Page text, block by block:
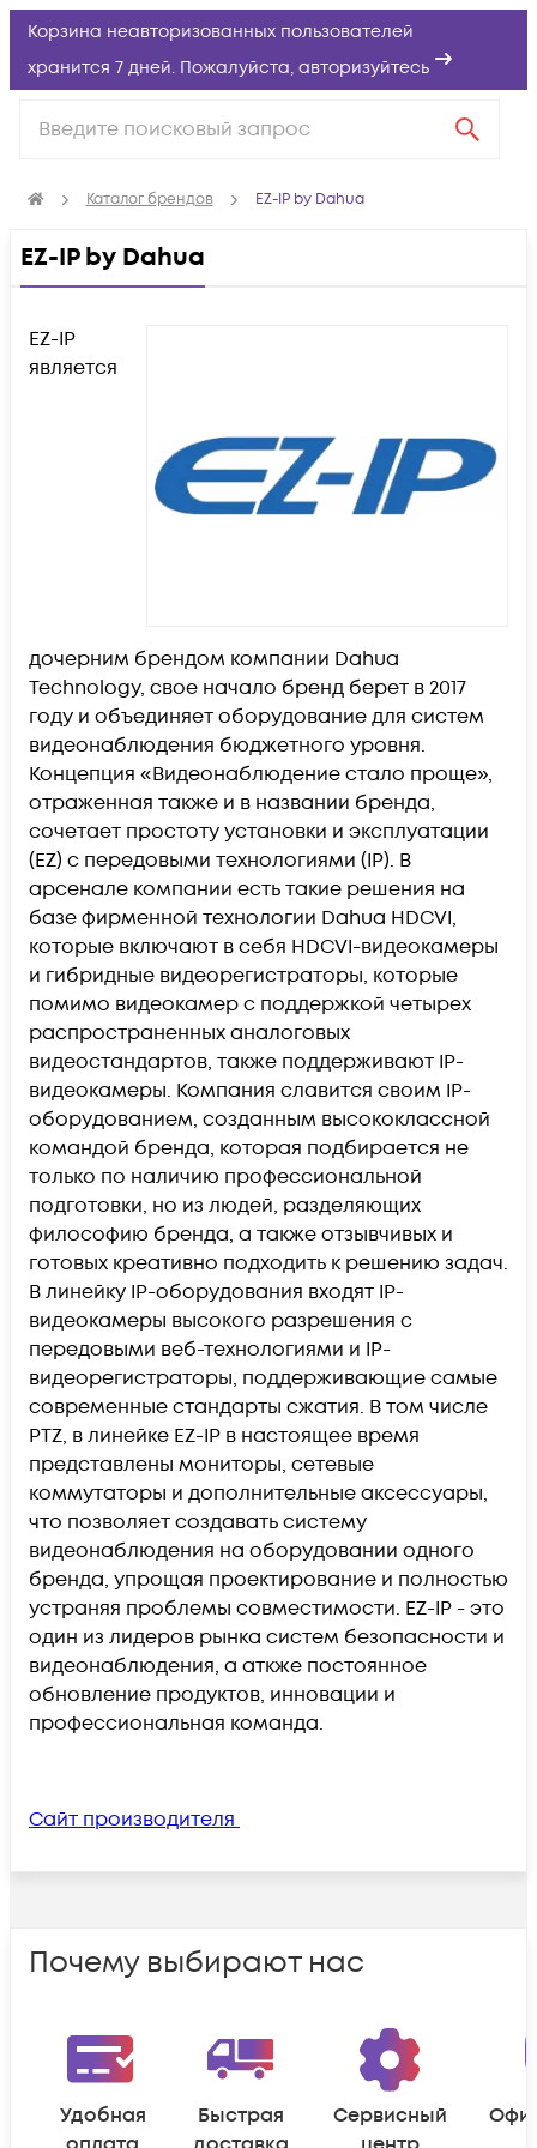
Корзина неавторизованных пользователей
хранится 7 дней. Пожалуйста, авторизуйтесь
Каталог брендов EZ-IP by Dahua
EZ-IP by Dahua
EZ-IP
является
дочерним брендом компании Dahua
Technology, свое начало бренд берет в 2017
году и объединяет оборудование для систем
видеонаблюдения бюджетного уровня.
Концепция «Видеонаблюдение стало проще»,
отраженная также и в названии бренда,
сочетает простоту установки и эксплуатации
(EZ) с передовыми технологиями (IP). В
арсенале компании есть такие решения на
базе фирменной технологии Dahua HDCVI,
которые включают в себя HDCVI-видеокамеры
и гибридные видеорегистраторы, которые
помимо видеокамер с поддержкой четырех
распространенных аналоговых
видеостандартов, также поддерживают IP-
видеокамеры. Компания славится своим IP-
оборудованием, созданным высококлассной
командой бренда, которая подбирается не
только по наличию профессиональной
подготовки, но из людей, разделяющих
философию бренда, а также отзывчивых и
готовых креативно подходить к решению задач.
В линейку IP-оборудования входят IP-
видеокамеры высокого разрешения с
передовыми веб-технологиями и IP-
видеорегистраторы, поддерживающие самые
современные стандарты сжатия. В том числе
PTZ, в линейке EZ-IP в настоящее время
представлены мониторы, сетевые
коммутаторы и дополнительные аксессуары,
что позволяет создавать систему
видеонаблюдения на оборудовании одного
бренда, упрощая проектирование и полностью
устраняя проблемы совместимости. EZ-IP - это
один из лидеров рынка систем безопасности и
видеонаблюдения, а аткже постоянное
обновление продуктов, инновации и
профессиональная команда.
Сайт производителя
Почему выбирают нас
Удобная
Быстрая
Сервисный